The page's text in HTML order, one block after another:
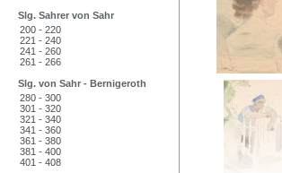
Slg. Sahrer von Sahr
200 - 220
221 - 240
241 - 260
261 - 266
Slg. von Sahr - Bernigeroth
280 - 300
301 - 320
321 - 340
341 - 360
361 - 380
381 - 400
401 - 408